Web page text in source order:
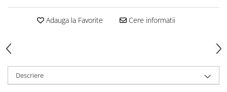
Adauga la Favorite Cere informatii
Descriere